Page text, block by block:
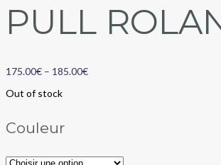
PULL
175.00€ – 185.00€
Out of stock
Couleur